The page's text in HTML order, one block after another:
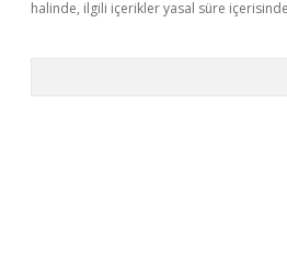
halinde, ilgili içerikler yasal süre